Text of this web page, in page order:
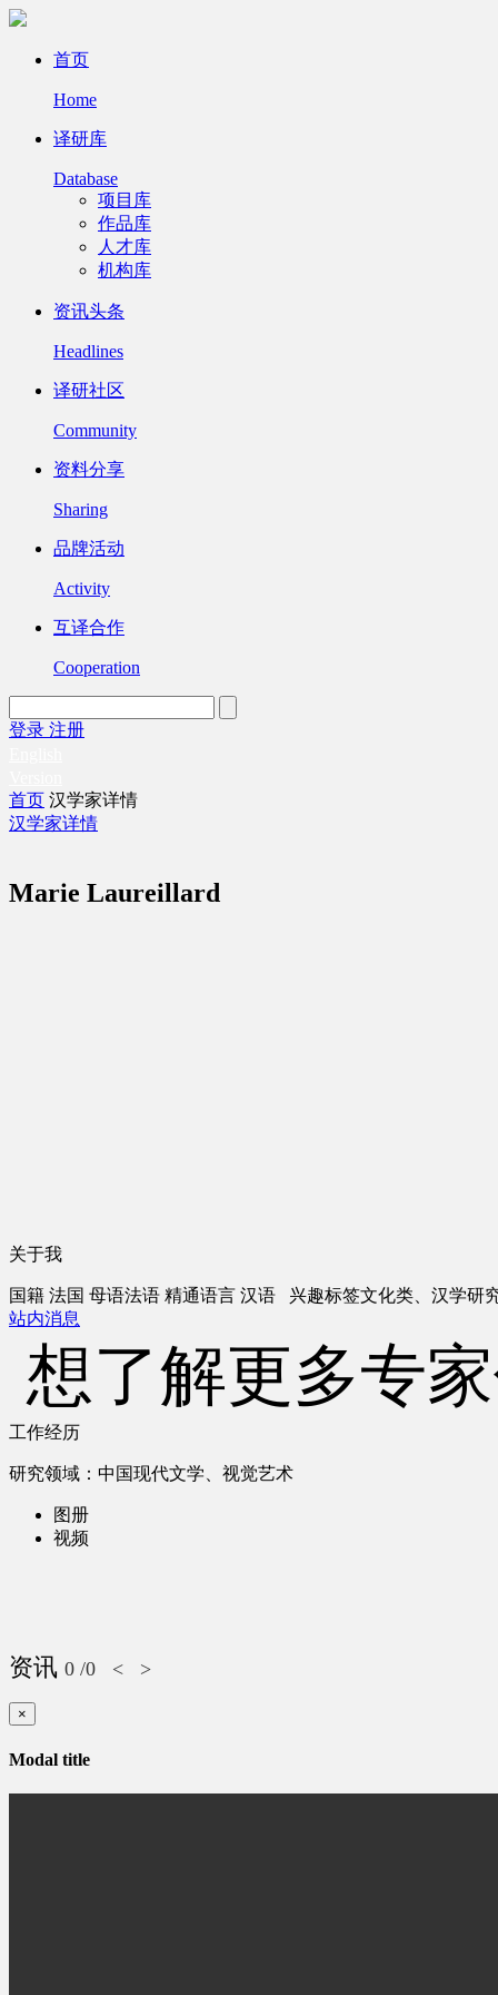
首页
Home
译研库
Database
项目库
作品库
人才库
机构库
资讯头条
Headlines
译研社区
Community
资料分享
Sharing
品牌活动
Activity
互译合作
Cooperation
登录 注册
首页 汉学家详情
汉学家详情
Marie Laureillard
关于我
国籍 法国 母语法语 精通语言 汉语 兴趣标签文化类、汉学研
站内消息
想了解更多专
工作经历
研究领域：中国现代文学、视觉艺术
图册
视频
资讯 0 /0 < >
×
Modal title